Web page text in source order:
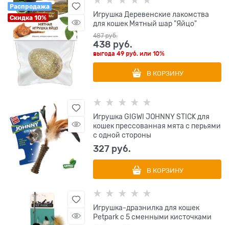
Распродажа
Скидка 10%
Игрушка Деревенские лакомства
для кошек Мятный шар "Яйцо"
487 руб.
438 руб.
выгода49 руб. или10%
В КОРЗИНУ
Игрушка GIGWI JOHNNY STICK для
кошек прессованная мята с перьями
с одной стороны
327 руб.
В КОРЗИНУ
Игрушка-дразнилка для кошек
Petpark с 5 сменными кисточками